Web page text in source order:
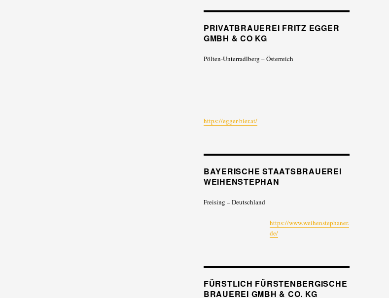
PRIVATBRAUEREI FRITZ EGGER
GMBH & CO KG
Pölten-Unterradlberg – Österreich
https://egger-bier.at/
BAYERISCHE STAATSBRAUEREI
WEIHENSTEPHAN
Freising – Deutschland
https://www.weihenstephaner.
de/
FÜRSTLICH FÜRSTENBERGISCHE
BRAUEREI GMBH & CO. KG